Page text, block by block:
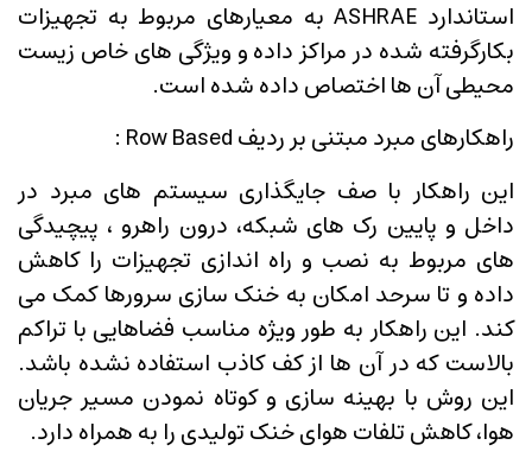
استاندارد ASHRAE به معیارهای مربوط به تجهیزات
بکارگرفته شده در مراکز داده و ویژگی های خاص زیست
محیطی آن ها اختصاص داده شده است.
راهکارهای مبرد مبتنی بر ردیف Row Based :
این راهکار با صف جایگذاری سیستم های مبرد در
داخل و پایین رک های شبکه، درون راهرو ، پیچیدگی
های مربوط به نصب و راه اندازی تجهیزات را کاهش
داده و تا سرحد امکان به خنک سازی سرورها کمک می
کند. این راهکار به طور ویژه مناسب فضاهایی با تراکم
بالاست که در آن ها از کف کاذب استفاده نشده باشد.
این روش با بهینه سازی و کوتاه نمودن مسیر جریان
هوا، کاهش تلفات هوای خنک تولیدی را به همراه دارد.